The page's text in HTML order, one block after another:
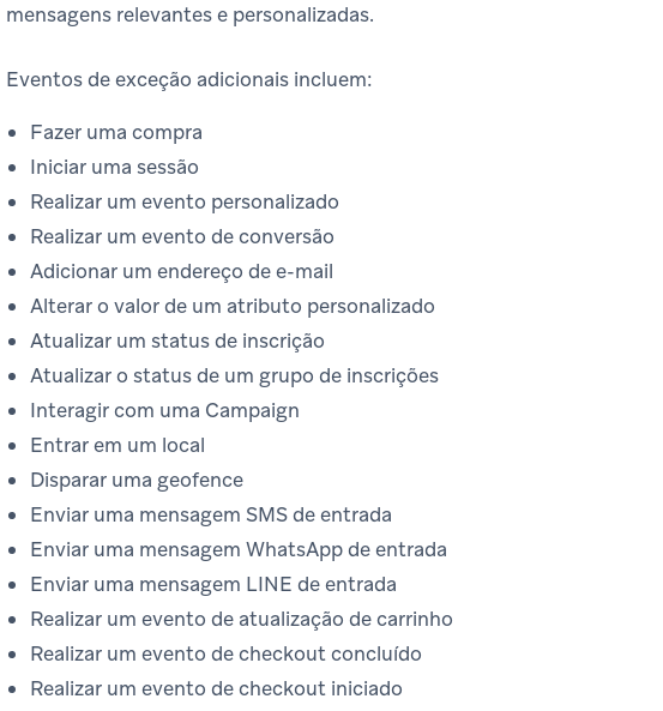
mensagens relevantes e personalizadas.
Eventos de exceção adicionais incluem:
Fazer uma compra
Iniciar uma sessão
Realizar um evento personalizado
Realizar um evento de conversão
Adicionar um endereço de e-mail
Alterar o valor de um atributo personalizado
Atualizar um status de inscrição
Atualizar o status de um grupo de inscrições
Interagir com uma Campaign
Entrar em um local
Disparar uma geofence
Enviar uma mensagem SMS de entrada
Enviar uma mensagem WhatsApp de entrada
Enviar uma mensagem LINE de entrada
Realizar um evento de atualização de carrinho
Realizar um evento de checkout concluído
Realizar um evento de checkout iniciado